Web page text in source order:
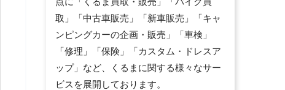
取」「中古車販売」「新車販売」「キャ
ンピングカーの企画・販売」「車検」
「修理」「保険」「カスタム・ドレスア
ップ」など、くるまに関する様々なサー
ビスを展開しております。